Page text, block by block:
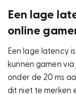
Een lage
online
Een lage latency
kunnen gamen
onder de 20 ms
dit niet te merken